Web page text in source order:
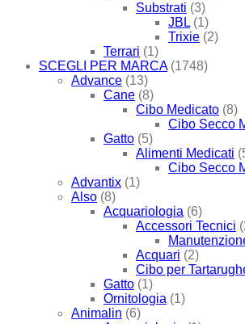
Substrati (3)
JBL (1)
Trixie (2)
Terrari (1)
SCEGLI PER MARCA (1748)
Advance (13)
Cane (8)
Cibo Medicato (8)
Cibo Secco
Gatto (5)
Alimenti Medicati
Cibo Secco
Advantix (1)
Also (8)
Acquariologia (6)
Accessori Tecnici
Acquari (2)
Cibo per
Gatto (1)
Ornitologia (1)
Animalin (6)